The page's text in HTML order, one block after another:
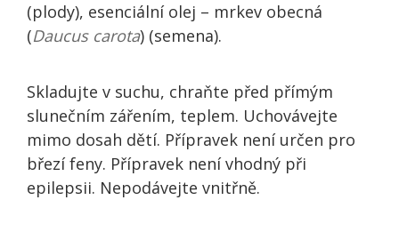
(plody), esenciální olej – mrkev obecná
(Daucus carota) (semena).
Skladujte v suchu, chraňte před přímým
slunečním zářením, teplem. Uchovávejte
mimo dosah dětí. Přípravek není určen pro
březí feny. Přípravek není vhodný při
epilepsii. Nepodávejte vnitřně.